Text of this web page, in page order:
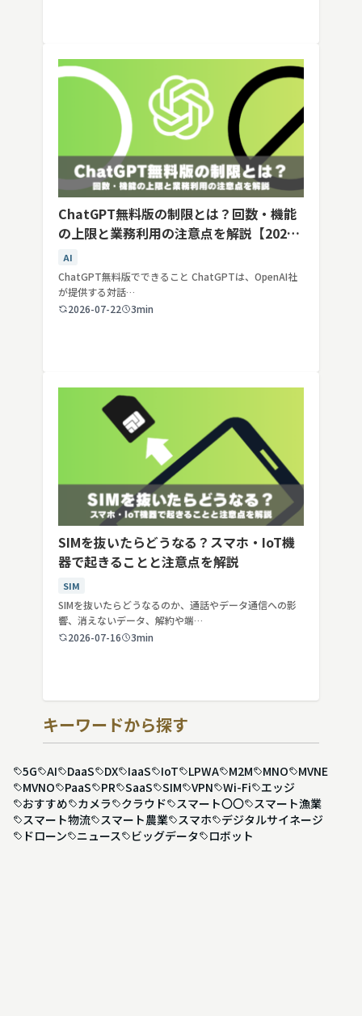
ChatGPT無料版の制限とは？回数・機能
の上限と業務利用の注意点を解説【2026
年最新】
AI
ChatGPT無料版でできること ChatGPTは、OpenAI社
が提供する対話…
2026-07-22
3min
SIMを抜いたらどうなる？スマホ・IoT機
器で起きることと注意点を解説
SIM
SIMを抜いたらどうなるのか、通話やデータ通信への影
響、消えないデータ、解約や端…
2026-07-16
3min
キーワードから探す
5G AI DaaS DX IaaS IoT LPWA M2M MNO
MVNE
MVNO
PaaS PR SaaS SIM VPN Wi-Fi
エッジ
おすすめ
カメラ クラウド スマート〇〇
スマート漁業
スマート物流
スマート農業 スマホ
デジタルサイネージ
ドローン
ニュース ビッグデータ ロボット